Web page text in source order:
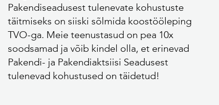
Pakendiseadusest tulenevate kohustuste
täitmiseks on siiski sõlmida koostööleping
TVO-ga. Meie teenustasud on pea 10x
soodsamad ja võib kindel olla, et erinevad
Pakendi- ja Pakendiaktsiisi Seadusest
tulenevad kohustused on täidetud!